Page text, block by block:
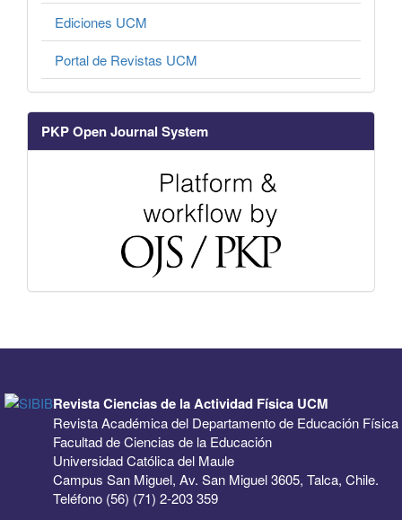
Ediciones UCM
Portal de Revistas UCM
PKP Open Journal System
Revista Ciencias de la Actividad Física UCM
Revista Académica del Departamento de Educación Física
Facultad de Ciencias de la Educación
Universidad Católica del Maule
Campus San Miguel, Av. San Miguel 3605, Talca, Chile.
Teléfono (56) (71) 2-203 359